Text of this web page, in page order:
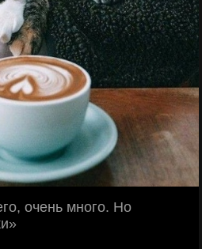
очень много. Но